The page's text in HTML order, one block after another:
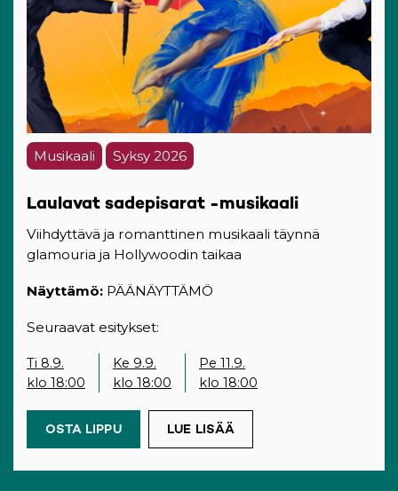
Musikaali Syksy 2026
Laulavat sadepisarat -musikaali
Viihdyttävä ja romanttinen musikaali täynnä
glamouria ja Hollywoodin taikaa
Näyttämö: PÄÄNÄYTTÄMÖ
Seuraavat esitykset:
Ti 8.9.
klo 18:00
Ke 9.9.
klo 18:00
Pe 11.9.
klo 18:00
OSTA LIPPU(OPENS IN A NEW TAB)
LUE LISÄÄ